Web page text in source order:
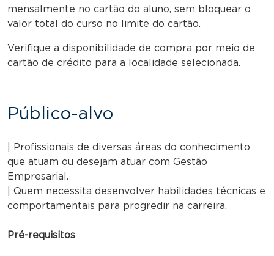
mensalmente no cartão do aluno, sem bloquear o
valor total do curso no limite do cartão.
Verifique a disponibilidade de compra por meio de
cartão de crédito para a localidade selecionada.
Público-alvo
| Profissionais de diversas áreas do conhecimento
que atuam ou desejam atuar com Gestão
Empresarial.
| Quem necessita desenvolver habilidades técnicas e
comportamentais para progredir na carreira.
Pré-requisitos